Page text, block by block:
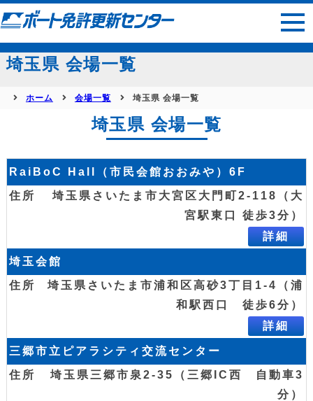
サイトマップ
埼玉県 会場一覧
ホーム 会場一覧 埼玉県 会場一覧
埼玉県 会場一覧
RaiBoC Hall（市民会館おおみや）6F
埼玉県さいたま市大宮区大門町2-118（大
宮駅東口 徒歩3分）
詳細
埼玉会館
埼玉県さいたま市浦和区高砂3丁目1-4（浦
和駅西口 徒歩6分）
詳細
三郷市立ピアラシティ交流センター
埼玉県三郷市泉2-35（三郷IC西 自動車3
分）